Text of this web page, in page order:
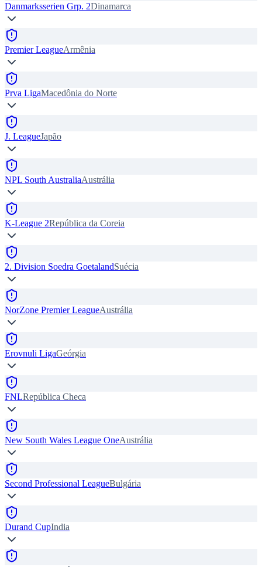
Danmarksserien Grp. 2Dinamarca
Premier LeagueArmênia
Prva LigaMacedônia do Norte
J. LeagueJapão
NPL South AustraliaAustrália
K-League 2República da Coreia
2. Division Soedra GoetalandSuécia
NorZone Premier LeagueAustrália
Erovnuli LigaGeórgia
FNLRepública Checa
New South Wales League OneAustrália
Second Professional LeagueBulgária
Durand CupIndia